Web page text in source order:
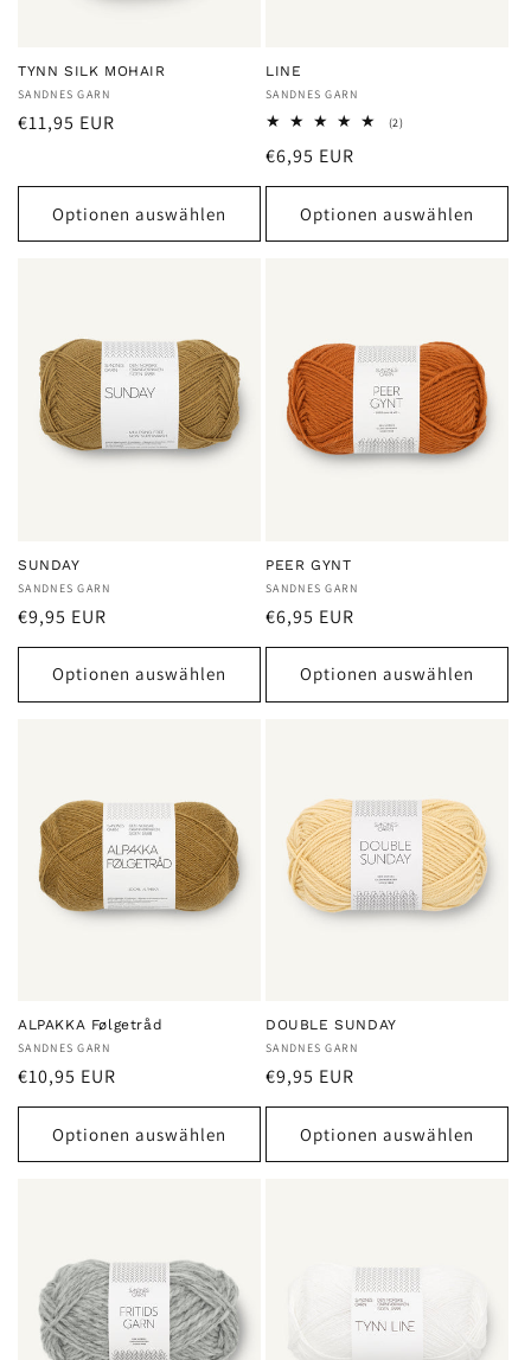
TYNN SILK MOHAIR
Anbieter:
SANDNES GARN
Normaler
€11,95 EUR
Optionen auswählen
LINE
Anbieter:
SANDNES GARN
(2)2
Normaler
Preis
€6,95 EUR
Optionen auswählen
SUNDAY
Anbieter:
SANDNES GARN
Normaler
Preis
€9,95 EUR
Optionen auswählen
PEER GYNT
Anbieter:
SANDNES GARN
Normaler
Preis
€6,95 EUR
Optionen auswählen
ALPAKKA Følgetråd
Anbieter:
SANDNES GARN
Normaler
Preis
€10,95 EUR
Optionen auswählen
DOUBLE SUNDAY
Anbieter:
SANDNES GARN
Normaler
Preis
€9,95 EUR
Optionen auswählen